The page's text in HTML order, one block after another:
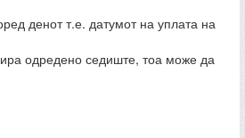
денот т.е. датумот на уплата на
одредено седиште, тоа може да